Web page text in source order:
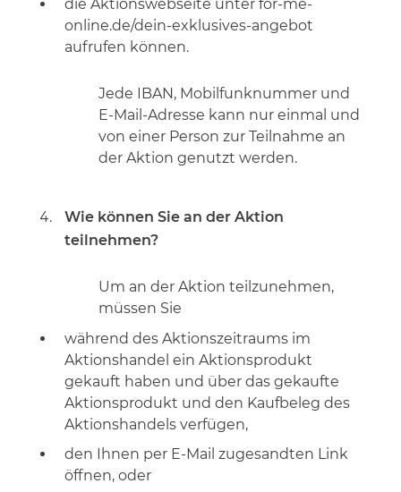
die Aktionswebseite unter for-me-
online.de/dein-exklusives-angebot
aufrufen können.
Jede IBAN, Mobilfunknummer und
E-Mail-Adresse kann nur einmal und
von einer Person zur Teilnahme an
der Aktion genutzt werden.
Wie können Sie an der Aktion
teilnehmen?
Um an der Aktion teilzunehmen,
müssen Sie
während des Aktionszeitraums im
Aktionshandel ein Aktionsprodukt
gekauft haben und über das gekaufte
Aktionsprodukt und den Kaufbeleg des
Aktionshandels verfügen,
den Ihnen per E-Mail zugesandten Link
öffnen, oder